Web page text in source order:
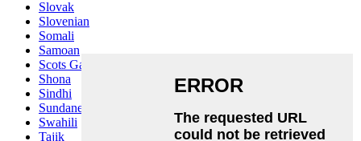
Slovak
Slovenian
Somali
Samoan
Scots Gaelic
Shona
Sindhi
Sundanese
Swahili
Tajik